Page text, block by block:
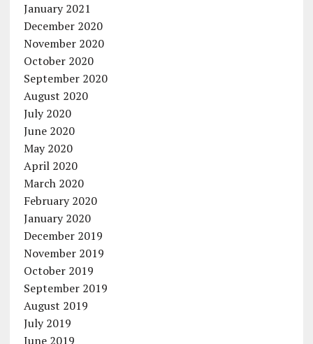
January 2021
December 2020
November 2020
October 2020
September 2020
August 2020
July 2020
June 2020
May 2020
April 2020
March 2020
February 2020
January 2020
December 2019
November 2019
October 2019
September 2019
August 2019
July 2019
June 2019